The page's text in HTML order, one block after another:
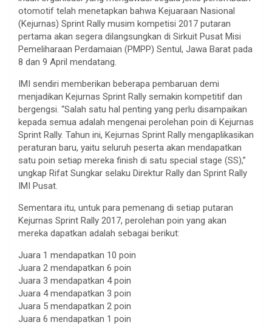
otomotif telah menetapkan bahwa Kejuaraan Nasional
(Kejurnas) Sprint Rally musim kompetisi 2017 putaran
pertama akan segera dilangsungkan di Sirkuit Pusat Misi
Pemeliharaan Perdamaian (PMPP) Sentul, Jawa Barat pada
8 dan 9 April mendatang.
IMI sendiri memberikan beberapa pembaruan demi
menjadikan Kejurnas Sprint Rally semakin kompetitif dan
bergengsi. “Salah satu hal penting yang perlu disampaikan
kepada semua adalah mengenai perolehan poin di Kejurnas
Sprint Rally. Tahun ini, Kejurnas Sprint Rally mengaplikasikan
peraturan baru, yaitu seluruh peserta akan mendapatkan
satu poin setiap mereka finish di satu special stage (SS),”
ungkap Rifat Sungkar selaku Direktur Rally dan Sprint Rally
IMI Pusat.
Sementara itu, untuk para pemenang di setiap putaran
Kejurnas Sprint Rally 2017, perolehan poin yang akan
mereka dapatkan adalah sebagai berikut:
Juara 1 mendapatkan 10 poin
Juara 2 mendapatkan 6 poin
Juara 3 mendapatkan 4 poin
Juara 4 mendapatkan 3 poin
Juara 5 mendapatkan 2 poin
Juara 6 mendapatkan 1 poin